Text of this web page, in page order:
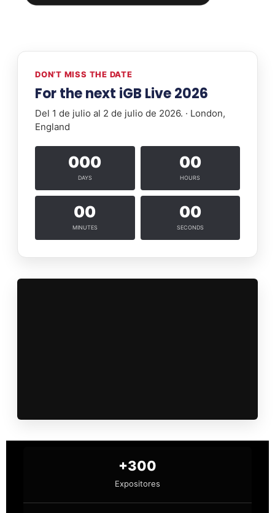
DON’T MISS THE DATE
For the next iGB Live 2026
Del 1 de julio al 2 de julio de 2026. · London,
England
000
DAYS
00
HOURS
00
MINUTES
00
SECONDS
+300
Expositores